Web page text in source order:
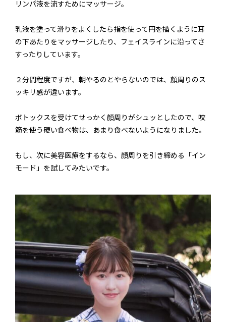
リンパ液を流すためにマッサージ。
乳液を塗って滑りをよくしたら指を使って円を描くように耳
の下あたりをマッサージしたり、フェイスラインに沿ってさ
すったりしています。
２分間程度ですが、朝やるのとやらないのでは、顔周りのス
ッキリ感が違います。
ボトックスを受けてせっかく顔周りがシュッとしたので、咬
筋を使う硬い食べ物は、あまり食べないようになりました。
もし、次に美容医療をするなら、顔周りを引き締める「イン
モード」を試してみたいです。